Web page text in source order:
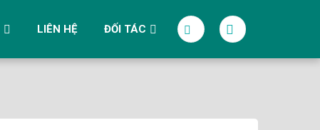
LIÊN HỆ ĐỐI TÁC